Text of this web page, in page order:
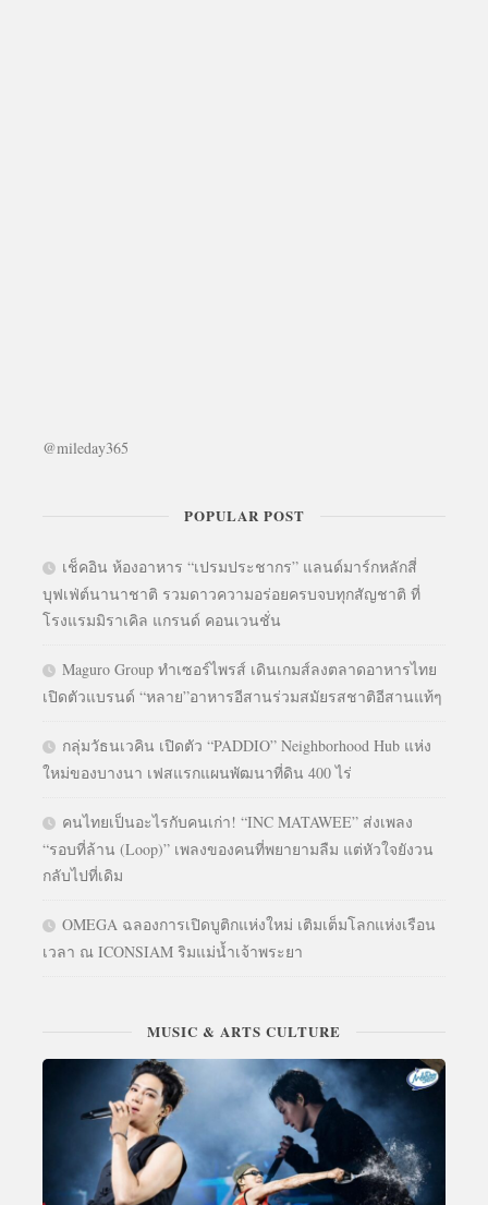
@mileday365
POPULAR POST
เช็คอิน ห้องอาหาร “เปรมประชากร” แลนด์มาร์กหลักสี่
บุฟเฟ่ต์นานาชาติ รวมดาวความอร่อยครบจบทุกสัญชาติ ที่
โรงแรมมิราเคิล แกรนด์ คอนเวนชั่น
Maguro Group ทำเซอร์ไพรส์ เดินเกมส์ลงตลาดอาหารไทย
เปิดตัวแบรนด์ “หลาย”อาหารอีสานร่วมสมัยรสชาติอีสานแท้ๆ
กลุ่มวัธนเวคิน เปิดตัว “PADDIO” Neighborhood Hub แห่ง
ใหม่ของบางนา เฟสแรกแผนพัฒนาที่ดิน 400 ไร่
คนไทยเป็นอะไรกับคนเก่า! “INC MATAWEE” ส่งเพลง
“รอบที่ล้าน (Loop)” เพลงของคนที่พยายามลืม แต่หัวใจยังวน
กลับไปที่เดิม
OMEGA ฉลองการเปิดบูติกแห่งใหม่ เติมเต็มโลกแห่งเรือน
เวลา ณ ICONSIAM ริมแม่น้ำเจ้าพระยา
MUSIC & ARTS CULTURE